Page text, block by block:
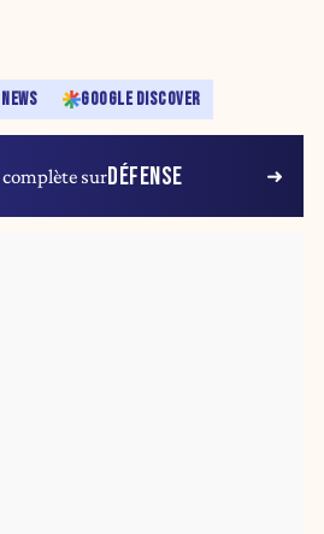
15/03/2025
GOOGLE DISCOVER
surDÉFENSE